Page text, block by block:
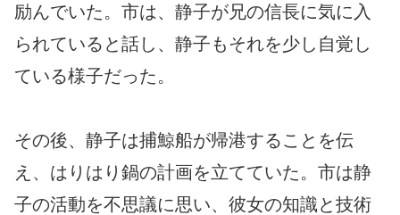
励んでいた。市は、静子が兄の信長に気に入
られていると話し、静子もそれを少し自覚し
ている様子だった。
その後、静子は捕鯨船が帰港することを伝
え、はりはり鍋の計画を立てていた。市は静
子の活動を不思議に思い、彼女の知識と技術